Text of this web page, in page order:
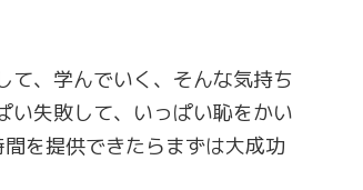
て、学んでいく、そんな気持ち
い失敗して、いっぱい恥をかい
を提供できたらまずは大成功